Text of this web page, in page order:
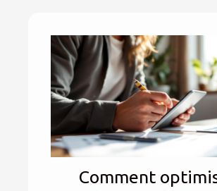
Comment